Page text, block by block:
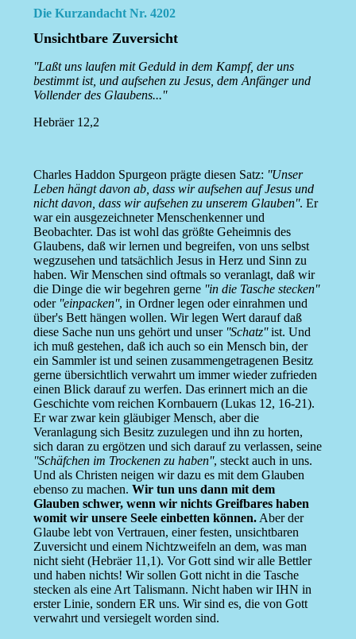
Die Kurzandacht Nr. 4202
Unsichtbare Zuversicht
''Laßt uns laufen mit Geduld in dem Kampf, der uns
bestimmt ist, und aufsehen zu Jesus, dem Anfänger und
Vollender des Glaubens...''
Hebräer 12,2
Charles Haddon Spurgeon prägte diesen Satz: ''Unser
Leben hängt davon ab, dass wir aufsehen auf Jesus und
nicht davon, dass wir aufsehen zu unserem Glauben''. Er
war ein ausgezeichneter Menschenkenner und
Beobachter. Das ist wohl das größte Geheimnis des
Glaubens, daß wir lernen und begreifen, von uns selbst
wegzusehen und tatsächlich Jesus in Herz und Sinn zu
haben. Wir Menschen sind oftmals so veranlagt, daß wir
die Dinge die wir begehren gerne ''in die Tasche stecken''
oder ''einpacken'', in Ordner legen oder einrahmen und
über's Bett hängen wollen. Wir legen Wert darauf daß
diese Sache nun uns gehört und unser ''Schatz''ist. Und
ich muß gestehen, daß ich auch so ein Mensch bin, der
ein Sammler ist und seinen zusammengetragenen Besitz
gerne übersichtlich verwahrt um immer wieder zufrieden
einen Blick darauf zu werfen. Das erinnert mich an die
Geschichte vom reichen Kornbauern (Lukas 12, 16-21).
Er war zwar kein gläubiger Mensch, aber die
Veranlagung sich Besitz zuzulegen und ihn zu horten,
sich daran zu ergötzen und sich darauf zu verlassen, seine
''Schäfchen im Trockenen zu haben'', steckt auch in uns.
Und als Christen neigen wir dazu es mit dem Glauben
ebenso zu machen. Wir tun uns dann mit dem
Glauben schwer, wenn wir nichts Greifbares haben
womit wir unsere Seele einbetten können.Aber der
Glaube lebt von Vertrauen, einer festen, unsichtbaren
Zuversicht und einem Nichtzweifeln an dem, was man
nicht sieht (Hebräer 11,1). Vor Gott sind wir alle Bettler
und haben nichts! Wir sollen Gott nicht in die Tasche
stecken als eine Art Talismann. Nicht haben wir IHN in
erster Linie, sondern ER uns. Wir sind es, die von Gott
verwahrt und versiegelt worden sind.